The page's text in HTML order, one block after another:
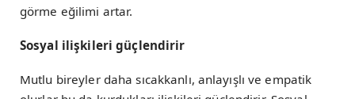
görme eğilimi artar.
Sosyal ilişkileri güçlendirir
Mutlu bireyler daha sıcakkanlı, anlayışlı ve empatik